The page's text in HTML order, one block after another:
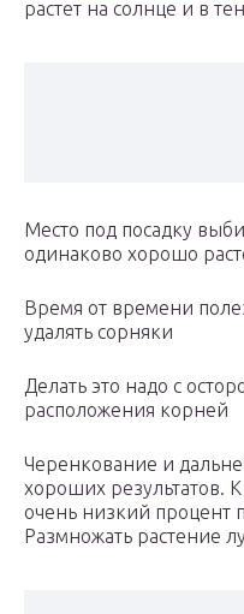
растет на солнце и в
Место под посадку
одинаково хорошо
Время от времени
удалять сорняки
Делать это надо с
расположения корней
Черенкование и
хороших результатов.
очень низкий процент
Размножать растение